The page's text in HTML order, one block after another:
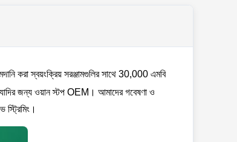
করা স্বয়ংক্রিয় সরঞ্জামগুলির সাথে 30,000 এমবি
জন্য ওয়ান স্টপ OEM। আমাদের গবেষণা ও
স্ট্রিমিং।